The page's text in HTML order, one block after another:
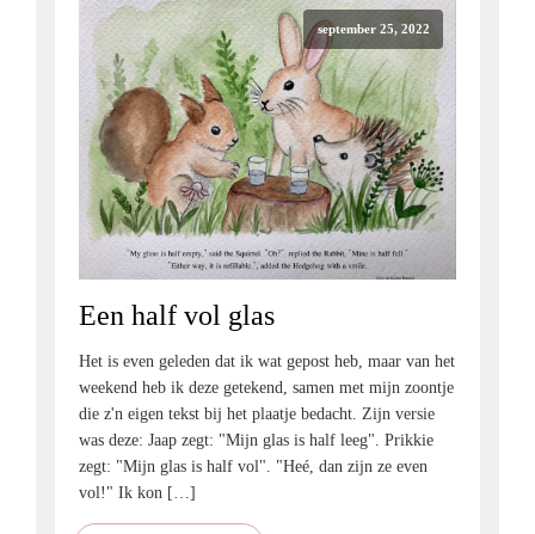
september 25, 2022
Een half vol glas
Het is even geleden dat ik wat gepost heb, maar van het
weekend heb ik deze getekend, samen met mijn zoontje
die z'n eigen tekst bij het plaatje bedacht. Zijn versie
was deze: Jaap zegt: "Mijn glas is half leeg". Prikkie
zegt: "Mijn glas is half vol". "Heé, dan zijn ze even
vol!" Ik kon […]